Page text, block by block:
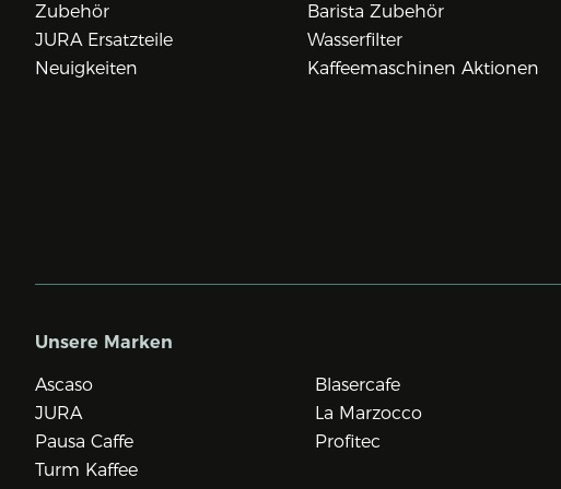
Zubehör
Barista Zubehör
JURA Ersatzteile
Wasserfilter
Neuigkeiten
Kaffeemaschinen Aktionen
Unsere Marken
Ascaso Blasercafe
JURA
La Marzocco
Pausa Caffe
Profitec
Turm Kaffee